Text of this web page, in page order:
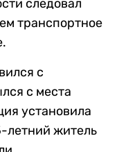
следовал
транспортное
с
с места
установила
летний житель